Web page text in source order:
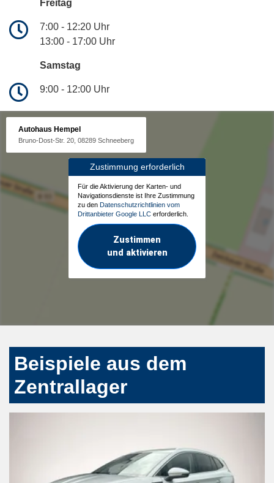
Freitag
7:00 - 12:20 Uhr
13:00 - 17:00 Uhr
Samstag
9:00 - 12:00 Uhr
Autohaus Hempel
Bruno-Dost-Str. 20, 08289 Schneeberg
Zustimmung erforderlich
Für die Aktivierung der Karten- und
Navigationsdienste ist Ihre Zustimmung
zu den Datenschutzrichtlinien vom
Drittanbieter Google LLC erforderlich.
Zustimmen
und aktivieren
Beispiele aus dem
Zentrallager